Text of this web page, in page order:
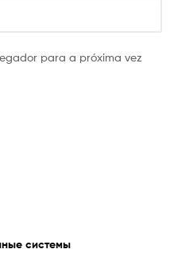
para a próxima vez
системы